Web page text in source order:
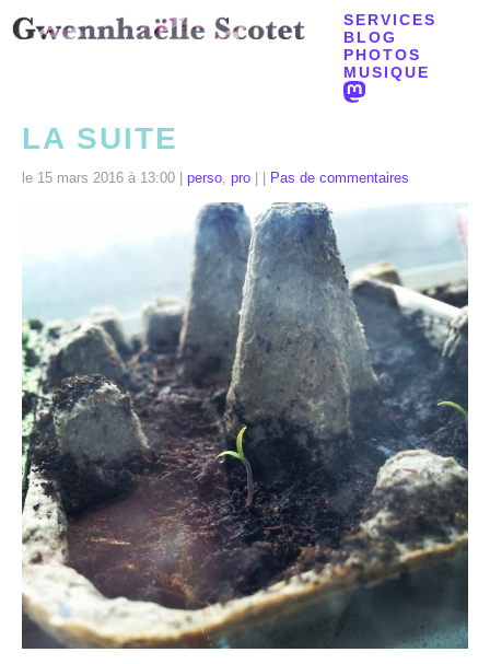
SERVICES
BLOG
PHOTOS
MUSIQUE
LA SUITE
le 15 mars 2016 à 13:00 | perso pro Pas de commentaires